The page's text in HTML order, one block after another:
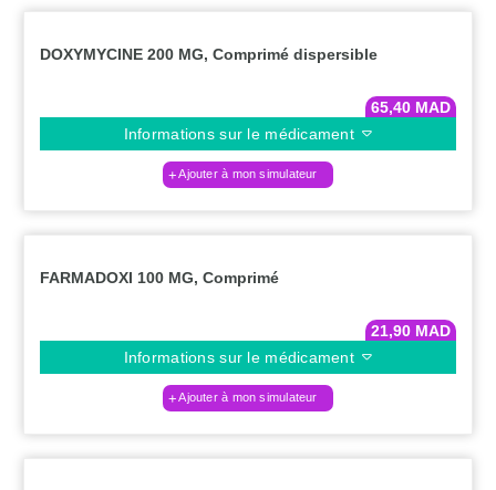
DOXYMYCINE 200 MG, Comprimé dispersible
65,40 MAD
Informations sur le médicament
Ajouter à mon simulateur
FARMADOXI 100 MG, Comprimé
21,90 MAD
Informations sur le médicament
Ajouter à mon simulateur